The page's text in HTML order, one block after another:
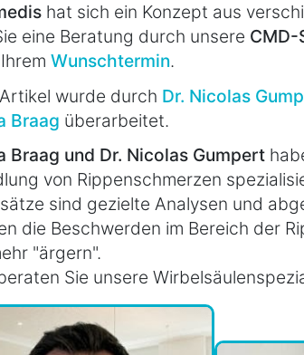
hat sich ein Konzept aus
eine Beratung durch unsere CMD-
Wunschtermin.
wurde durch Dr. Nicolas
Braag überarbeitet.
Braag und Dr. Nicolas Gumpert
von Rippenschmerzen
sind gezielte Analysen und
die Beschwerden im Bereich der
"ärgern".
Sie unsere